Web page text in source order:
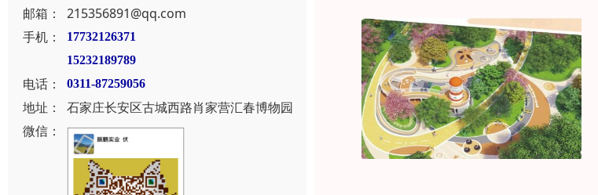
邮箱：
215356891@qq.com
手机：
17732126371
15232189789
电话： 0311-87259056
地址：
石家庄长安区古城西路肖家营汇春博物园
微信：